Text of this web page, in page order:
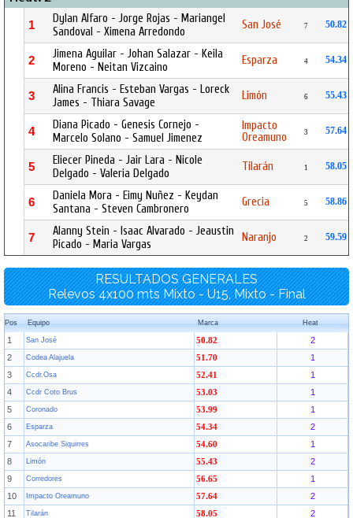
1
Dylan Alfaro - Jorge Rojas - Mariangel
Sandoval - Ximena Arredondo
San José 7 50.82
2
Jimena Aguilar - Johan Salazar - Keila
Moreno - Neitan Vizcaino
Esparza 4 54.34
3
Alina Francis - Esteban Vargas - Loreck
James - Thiara Savage
Limón 6 55.43
4
Diana Picado - Genesis Cornejo -
Marcelo Solano - Samuel Jimenez
Impacto
Oreamuno
3 57.64
5
Eliecer Pineda - Jair Lara - Nicole
Delgado - Valeria Delgado
Tilarán 1 58.05
6
Daniela Mora - Eimy Nuñez - Keydan
Santana - Steven Cambronero
Grecia 5 58.86
7
Alanny Stein - Isaac Alvarado - Jeaustin
Picado - Maria Vargas
Naranjo 2 59.59
RESULTADOS GENERALES
Relevos 4x100 mts Mixto - U15, Mixto - Final
Pos Equipo Marca Heat
1 San José 50.82
2
2
Codea Alajuela 51.70
1
3
Ccdr.Osa 52.41
1
4
Ccdr Coto Brus 53.03
1
5
Coronado 53.99
1
6
Esparza 54.34
2
7
Asocaribe Siquirres 54.60
1
8
Limón 55.43
2
9
Corredores 56.65
1
10
Impacto Oreamuno 57.64
2
11
Tilarán 58.05 2